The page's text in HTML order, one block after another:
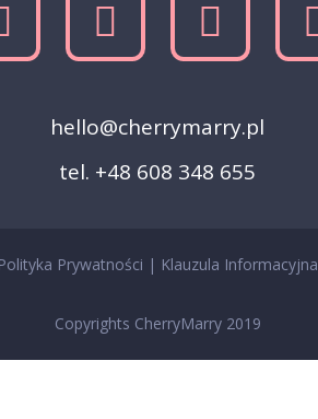
hello@cherrymarry.pl
tel. +48 608 348 655
Polityka Prywatności | Klauzula Informacyjna
Copyrights CherryMarry 2019